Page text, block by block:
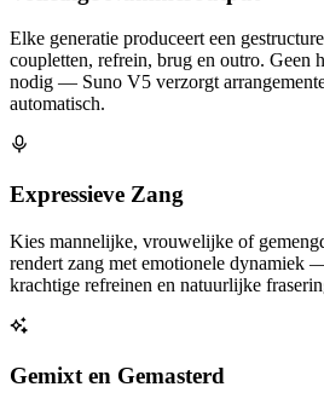
Elke generatie produceert een
coupletten, refrein, brug en outro. Geen
nodig — Suno V5 verzorgt
automatisch.
Expressieve Zang
Kies mannelijke, vrouwelijke of
rendert zang met emotionele dynamiek
krachtige refreinen en natuurlijke
Gemixt en Gemasterd